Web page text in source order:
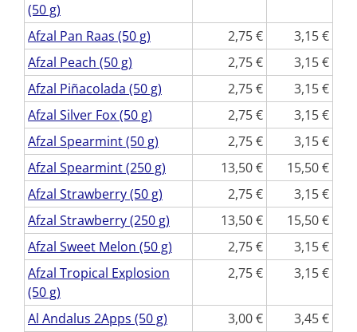
(50 g)
Afzal Pan Raas (50 g) 2,75
3,15
Afzal Peach (50 g)
2,75
3,15
Afzal Piñacolada (50 g)
2,75
3,15
Afzal Silver Fox (50 g)
2,75
3,15
Afzal Spearmint (50 g)
2,75
3,15
Afzal Spearmint (250 g)
13,50
15,50
Afzal Strawberry (50 g)
2,75
3,15
Afzal Strawberry (250 g)
13,50
15,50
Afzal Sweet Melon (50 g)
2,75
3,15
Afzal Tropical Explosion
(50 g)
2,75 3,15
Al Andalus 2Apps (50 g) 3,00 3,45